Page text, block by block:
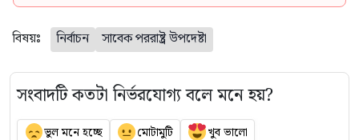
বিষয়ঃ নির্বাচন সাবেক পররাষ্ট্র উপদেষ্টা
সংবাদটি কতটা নির্ভরযোগ্য বলে মনে হয়?
ভুল মনে হচ্ছে মোটামুটি খুব ভালো